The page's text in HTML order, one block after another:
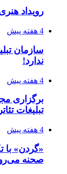
رویداد
4 هفته پیش
سازمان
ندارد!
4 هفته پیش
برگزاری
تبلیغات تئاتر
4 هفته پیش
«گردن» با
صحنه